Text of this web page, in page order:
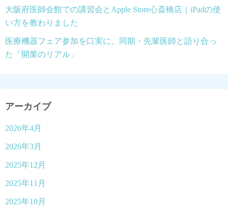
大阪府医師会館での講習会とApple Store心斎橋店｜iPadの使
い方を教わりました
医療機器フェア参加を口実に。同期・先輩医師と語り合っ
た「開業のリアル」
アーカイブ
2026年4月
2026年3月
2025年12月
2025年11月
2025年10月